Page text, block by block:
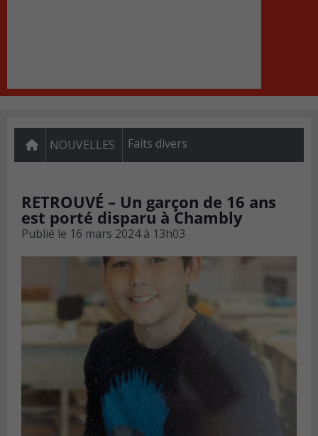
NOUVELLES Faits divers
RETROUVÉ – Un garçon de 16 ans
est porté disparu à Chambly
Publié le 16 mars 2024 à 13h03